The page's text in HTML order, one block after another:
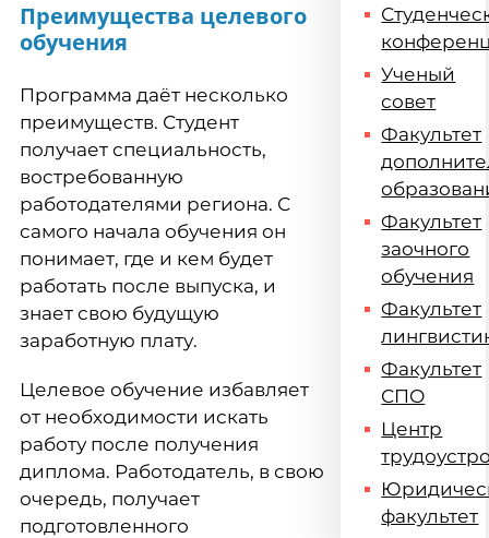
Преимущества целевого
обучения
Программа даёт несколько
преимуществ. Студент
получает специальность,
востребованную
работодателями региона. С
самого начала обучения он
понимает, где и кем будет
работать после выпуска, и
знает свою будущую
заработную плату.
Целевое обучение избавляет
от необходимости искать
работу после получения
диплома. Работодатель, в свою
очередь, получает
подготовленного
Ученый
совет
Факультет
Факультет
заочного
обучения
Факультет
Факультет
СПО
Центр
факультет